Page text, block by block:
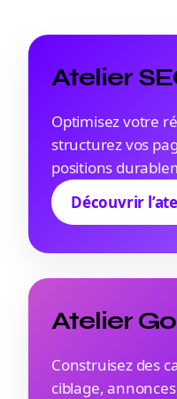
Atelier
Optimisez votre
structurez vos
positions
Découvrir
Atelier
Construisez des
ciblage,